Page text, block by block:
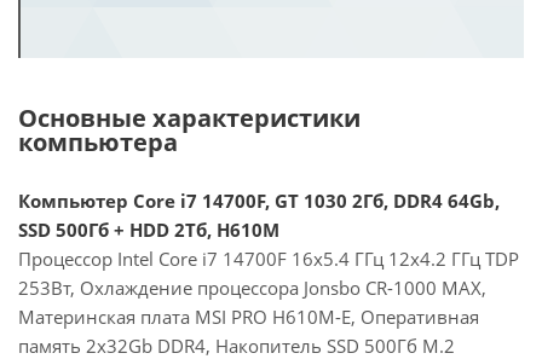
Основные характеристики
компьютера
Компьютер Core i7 14700F, GT 1030 2Гб, DDR4 64Gb,
SSD 500Гб + HDD 2Тб, H610M
Процессор Intel Core i7 14700F 16x5.4 ГГц 12x4.2 ГГц TDP
253Вт, Охлаждение процессора Jonsbo CR-1000 MAX,
Материнская плата MSI PRO H610M-E, Оперативная
память 2x32Gb DDR4, Накопитель SSD 500Гб M.2